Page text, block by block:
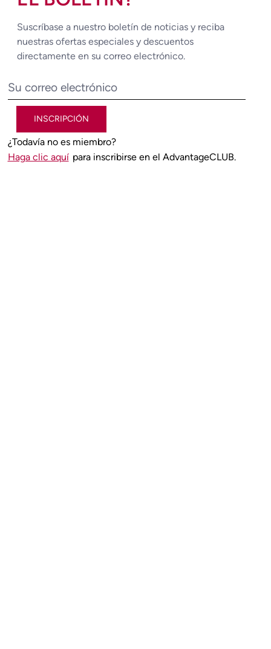
Suscríbase a nuestro boletín de noticias y reciba
nuestras ofertas especiales y descuentos
directamente en su correo electrónico.
INSCRIPCIÓN
¿Todavía no es miembro?
Haga clic aquí para inscribirse en el AdvantageCLUB.